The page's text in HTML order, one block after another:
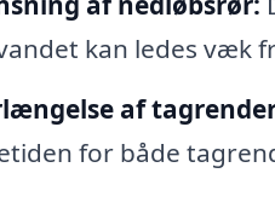
kan ledes væk
af
for både